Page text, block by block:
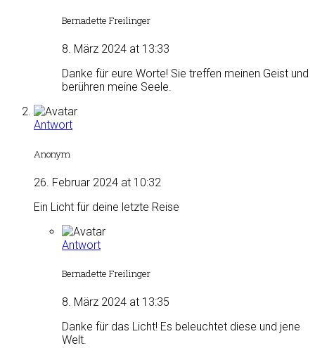
Bernadette Freilinger
8. März 2024 at 13:33
Danke für eure Worte! Sie treffen meinen Geist und
berühren meine Seele.
Antwort
Anonym
26. Februar 2024 at 10:32
Ein Licht für deine letzte Reise
Antwort
Bernadette Freilinger
8. März 2024 at 13:35
Danke für das Licht! Es beleuchtet diese und jene
Welt.